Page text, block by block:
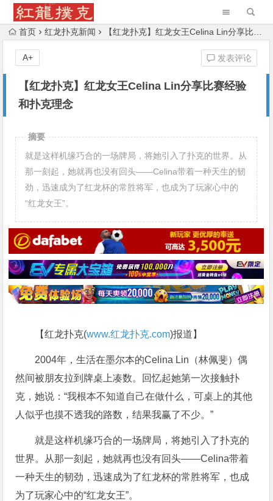
首页 红龙扑克新闻 【红龙扑克】红龙女王Celina Lin分享比赛经验和扑克理念
【红龙扑克】红龙女王Celina Lin分享比赛经验
和扑克理念
发表评论
A+
摘要
就是这样机缘巧合的一场牌局，将她引入了扑克的世界。从
那一刻起，她就再也没有回头——Celina带着一种天生的韧
劲，迅速成为了红龙杯的常胜将军，也成为了玩家心中的
“红龙女王”。
【红龙扑克(www.红龙扑克.com)报道】
2004年，生活在墨尔本的Celina Lin（林佩斐）偶
然间被朋友拉到牌桌上凑数。回忆起她第一次接触扑
克，她说：“我根本不知道自己在做什么，可桌上的其他
人似乎也摸不透我的路数，结果我赢了不少。”
就是这样机缘巧合的一场牌局，将她引入了扑克的
世界。从那一刻起，她就再也没有回头——Celina带着
一种天生的韧劲，迅速成为了红龙杯的常胜将军，也成
为了玩家心中的“红龙女王”。